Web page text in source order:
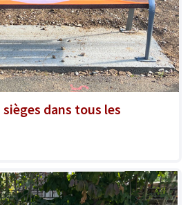
sièges dans tous les